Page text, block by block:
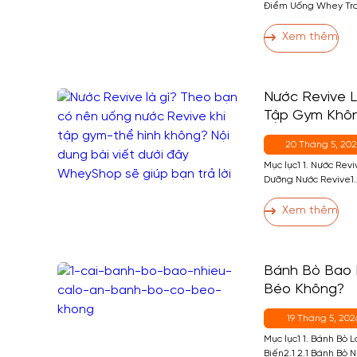
Điểm Uống Whey
2 — Buổi Sáng (Nếu
(Casein, Không
Xem thêm
Nước Revive
Tập Gym
20 Tháng 5,
Mục lục1 1. Nước
Dưỡng Nước
Không?2 2. Người
Không?3 3. Tập
Xem thêm
Bánh Bò Bao
Béo Không?
19 Tháng 5,
Mục lục1 1. Bánh Bò
Biến2.1 2.1 Bánh Bò